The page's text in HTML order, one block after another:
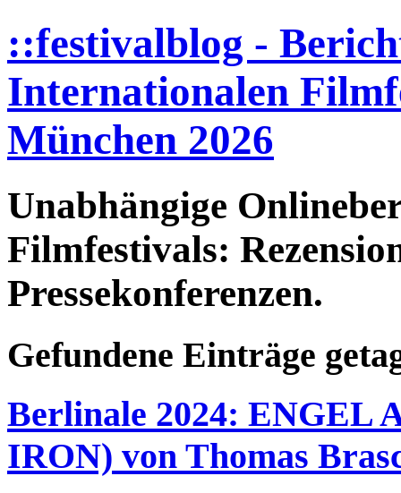
::festivalblog -
Internationalen
München 2026
Unabhängige
Filmfestivals:
Pressekonferenzen.
Gefundene Einträge
Berlinale 2024: ENGEL
IRON) von Thomas